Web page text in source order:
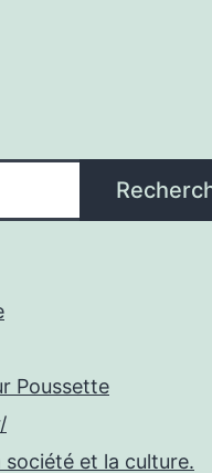
Poussette
et la culture.